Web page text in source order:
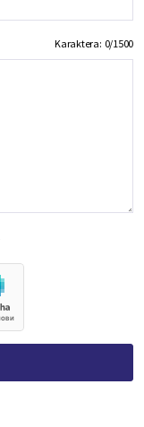
Karaktera: 0/1500